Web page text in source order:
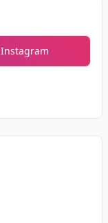
Instagram